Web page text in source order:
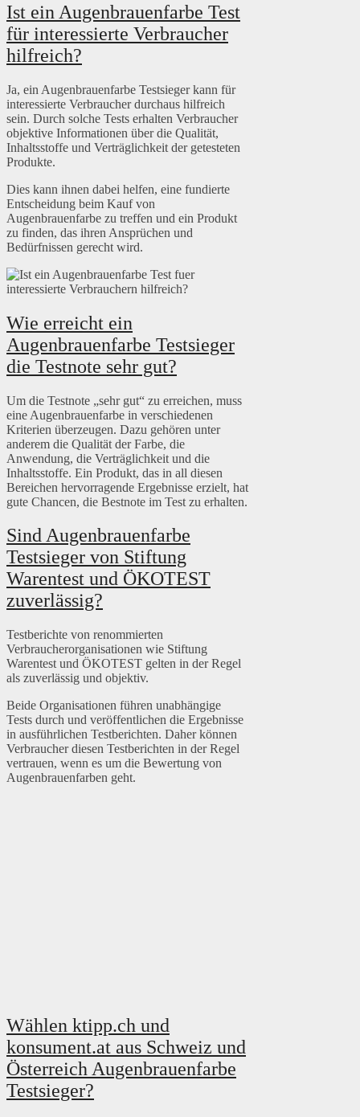
Ist ein Augenbrauenfarbe Test
für interessierte Verbraucher
hilfreich?
Ja, ein Augenbrauenfarbe Testsieger kann für
interessierte Verbraucher durchaus hilfreich
sein. Durch solche Tests erhalten Verbraucher
objektive Informationen über die Qualität,
Inhaltsstoffe und Verträglichkeit der getesteten
Produkte.
Dies kann ihnen dabei helfen, eine fundierte
Entscheidung beim Kauf von
Augenbrauenfarbe zu treffen und ein Produkt
zu finden, das ihren Ansprüchen und
Bedürfnissen gerecht wird.
Wie erreicht ein
Augenbrauenfarbe Testsieger
die Testnote sehr gut?
Um die Testnote „sehr gut“ zu erreichen, muss
eine Augenbrauenfarbe in verschiedenen
Kriterien überzeugen. Dazu gehören unter
anderem die Qualität der Farbe, die
Anwendung, die Verträglichkeit und die
Inhaltsstoffe. Ein Produkt, das in all diesen
Bereichen hervorragende Ergebnisse erzielt, hat
gute Chancen, die Bestnote im Test zu erhalten.
Sind Augenbrauenfarbe
Testsieger von Stiftung
Warentest und ÖKOTEST
zuverlässig?
Testberichte von renommierten
Verbraucherorganisationen wie Stiftung
Warentest und ÖKOTEST gelten in der Regel
als zuverlässig und objektiv.
Beide Organisationen führen unabhängige
Tests durch und veröffentlichen die Ergebnisse
in ausführlichen Testberichten. Daher können
Verbraucher diesen Testberichten in der Regel
vertrauen, wenn es um die Bewertung von
Augenbrauenfarben geht.
Wählen ktipp.ch und
konsument.at aus Schweiz und
Österreich Augenbrauenfarbe
Testsieger?